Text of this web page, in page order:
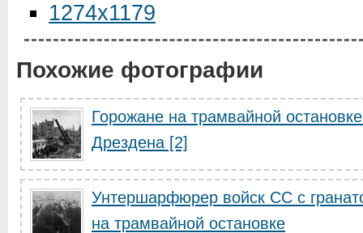
1274x1179
Похожие фотографии
Горожане на трамвайной
Дрездена [2]
Унтершарфюрер войск СС с
на трамвайной остановке